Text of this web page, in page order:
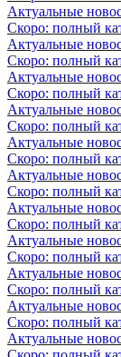
Актуальные
Скоро: полный
Актуальные
Скоро: полный
Актуальные
Скоро: полный
Актуальные
Скоро: полный
Актуальные
Скоро: полный
Актуальные
Скоро: полный
Актуальные
Скоро: полный
Актуальные
Скоро: полный
Актуальные
Скоро: полный
Актуальные
Скоро: полный
Актуальные